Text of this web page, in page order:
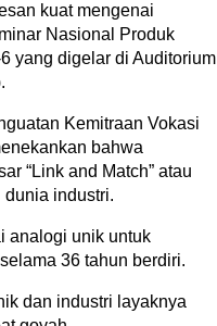
kuat mengenai
Nasional Produk
yang digelar di Auditorium
Kemitraan Vokasi
bahwa
“Link and Match” atau
industri.
analogi unik untuk
36 tahun berdiri.
dan industri layaknya